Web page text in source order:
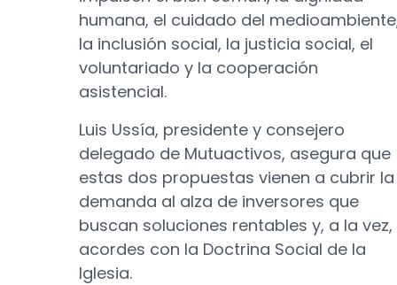
humana, el cuidado del
la inclusión social, la justicia social, el
voluntariado y la cooperación
asistencial.
Luis Ussía, presidente y consejero
delegado de Mutuactivos, asegura que
estas dos propuestas vienen a cubrir la
demanda al alza de inversores que
buscan soluciones rentables y, a la vez,
acordes con la Doctrina Social de la
Iglesia.